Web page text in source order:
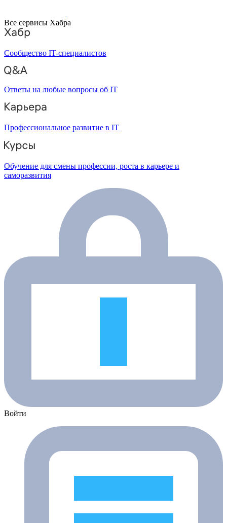
Все сервисы Хабра
Сообщество IT-специалистов
Ответы на любые вопросы об IT
Профессиональное развитие в IT
Обучение для смены профессии, роста в карьере и
саморазвития
Войти